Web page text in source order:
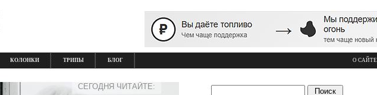
О САЙТЕ
КОЛОНКИ ТРИПЫ БЛОГ
СЕГОДНЯ ЧИТАЙТЕ: